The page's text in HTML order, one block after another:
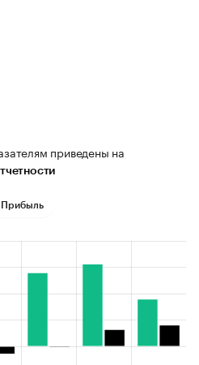
приведены на
Прибыль